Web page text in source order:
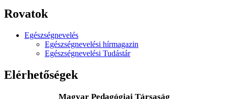
Rovatok
Egészségnevelés
Egészségnevelési hírmagazin
Egészségnevelési Tudástár
Elérhetőségek
Magyar Pedagógiai Társaság